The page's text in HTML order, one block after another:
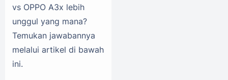
vs OPPO A3x lebih
unggul yang mana?
Temukan jawabannya
melalui artikel di bawah
ini.